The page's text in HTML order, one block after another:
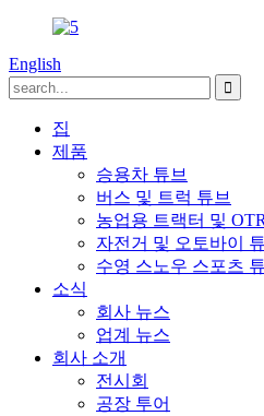
English
집
제품
승용차 튜브
버스 및 트럭 튜브
농업용 트랙터 및
자전거 및 오토바이
수영 스노우 스포츠
소식
회사 뉴스
업계 뉴스
회사 소개
전시회
공장 투어